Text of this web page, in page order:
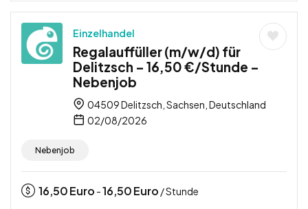
Einzelhandel
Regalauffüller (m/w/d) für
Delitzsch – 16,50 €/Stunde –
Nebenjob
04509 Delitzsch, Sachsen, Deutschland
02/08/2026
Nebenjob
16,50Euro -16,50Euro / Stunde